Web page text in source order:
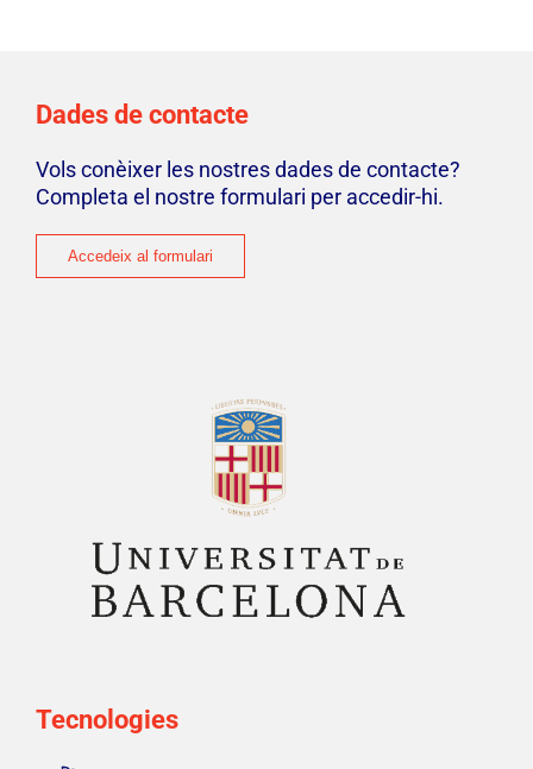
Dades de contacte
Vols conèixer les nostres dades de contacte?
Completa el nostre formulari per accedir-hi.
Accedeix al formulari
Tecnologies